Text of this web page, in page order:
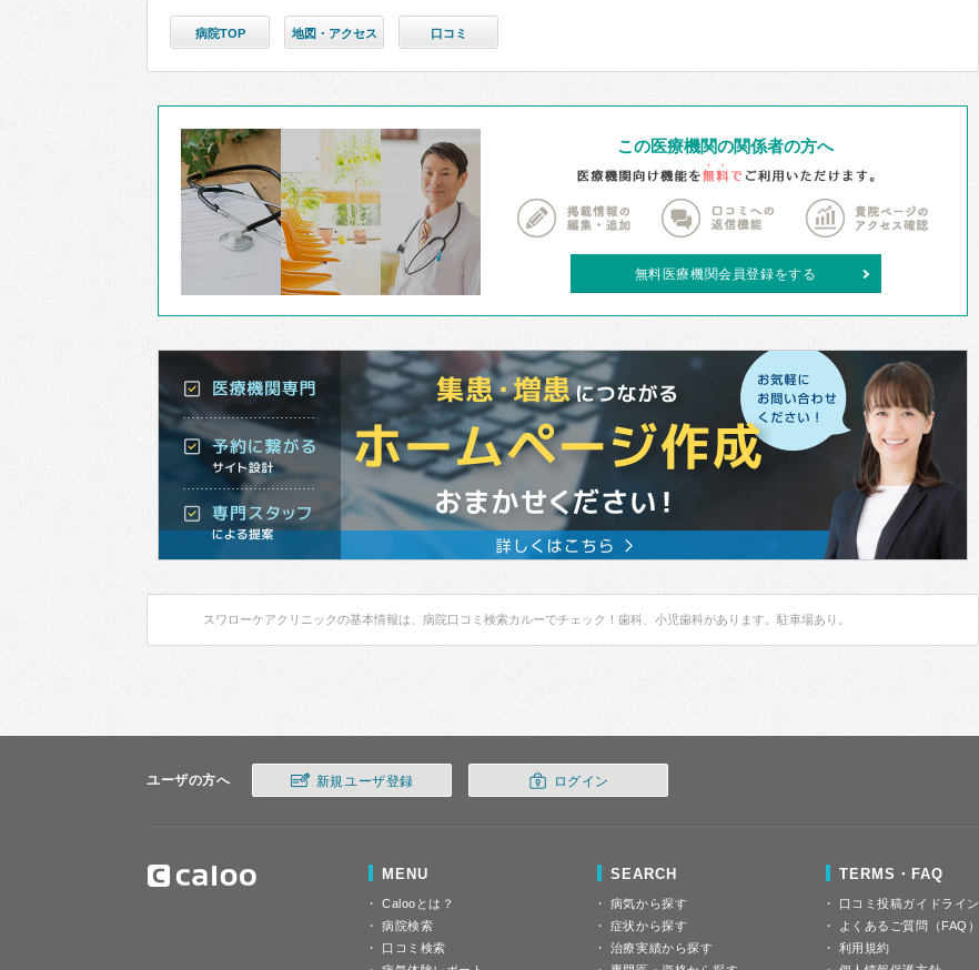
病院TOP 地図・アクセス 口コミ
この医療機関の関係者の方へ
無料医療機関会員登録をする
スワローケアクリニックの基本情報は、病院口コミ検索カルーでチェック！歯科、小児歯科があります。駐車場あり。
ユーザの方へ 新規ユーザ登録 ログイン
MENU
Calooとは？
病院検索
口コミ検索
SEARCH
病気から探す
症状から探す
治療実績から探す
TERMS・FAQ
口コミ投稿ガイドライン
よくあるご質問（FAQ）
利用規約